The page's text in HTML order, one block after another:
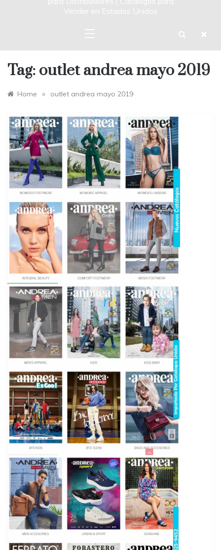
Vender en Estados Unidos
Tag: outlet andrea mayo 2019
Home » outlet andrea mayo 2019